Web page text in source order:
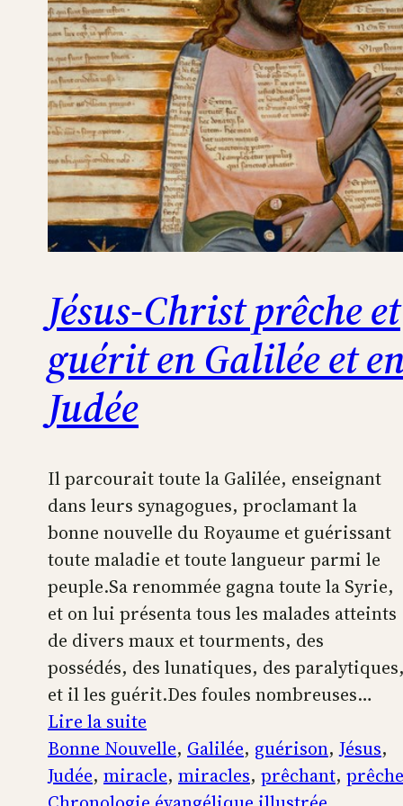
Jésus-Christ prêche et
guérit en Galilée et
Judée
Il parcourait toute la Galilée, enseignant
dans leurs synagogues, proclamant la
bonne nouvelle du Royaume et guérissant
toute maladie et toute langueur parmi le
peuple.Sa renommée gagna toute la Syrie,
et on lui présenta tous les malades atteints
de divers maux et tourments, des
possédés, des lunatiques, des
et il les guérit.Des foules nombreuses…
Lire la suite
Jésus-
Christ
Bonne Nouvelle, Galilée, guérison, Jésus
Judée, miracle, miracles, prêchant, prêche